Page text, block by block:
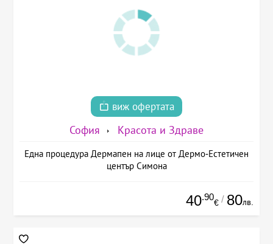
виж офертата
София Красота и Здраве
Една процедура Дермапен на лице от Дермо-Естетичен
център Симона
40.90
€ / 80лв.